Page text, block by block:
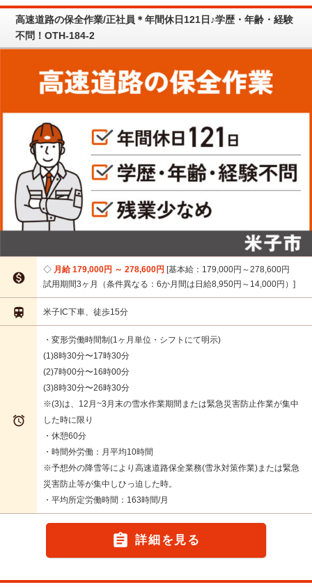
高速道路の保全作業/正社員＊年間休日121日♪学歴・年齢・経験
不問！OTH-184-2

月給 179,000円 ～ 278,600円 基本給：179,000円～278,600円
試用期間3ヶ月（条件異なる：6か月間は日給8,950円～14,000円）
 米子IC下車、徒歩15分

・変形労働時間制(1ヶ月単位・シフトにて明示)
(1)8時30分〜17時30分
(2)7時00分〜16時00分
(3)8時30分〜26時30分
※(3)は、12月~3月末の雪水作業期間または緊急災害防止作業が集中
した時に限り
・休憩60分
・時間外労働：月平均10時間
※予想外の降雪等により高速道路保全業務(雪氷対策作業)または緊急
災害防止等が集中しひっ迫した時。
・平均所定労働時間：163時間/月
 詳細を見る